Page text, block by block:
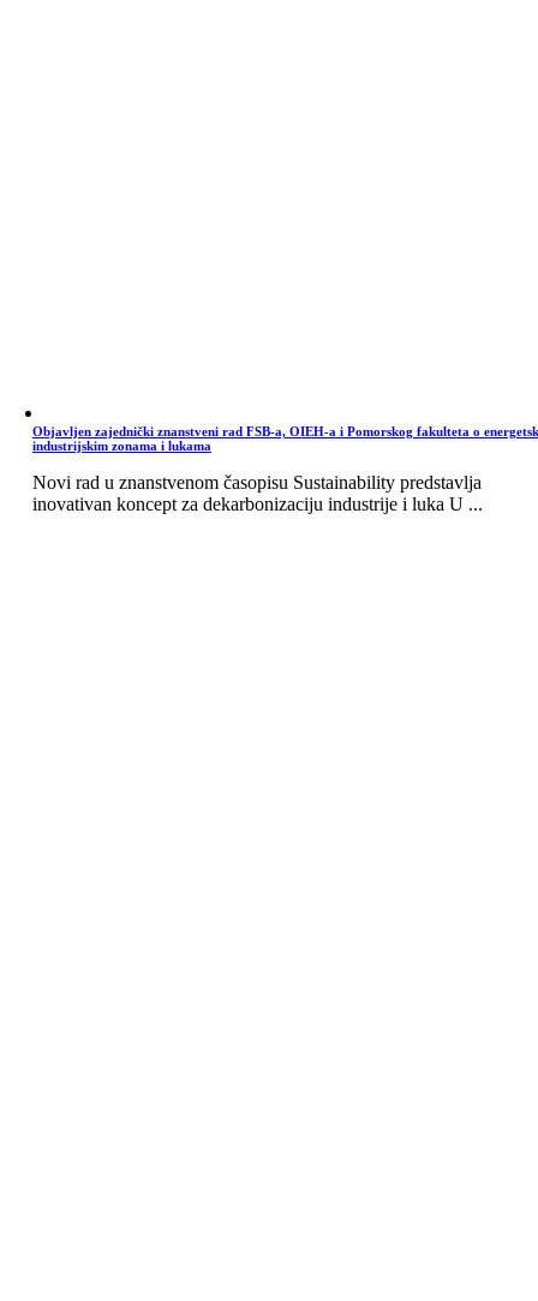
Objavljen zajednički znanstveni rad FSB-a, OIEH-a i Pomorskog fakulteta o
industrijskim zonama i lukama
Novi rad u znanstvenom časopisu Sustainability predstavlja
inovativan koncept za dekarbonizaciju industrije i luka U ...